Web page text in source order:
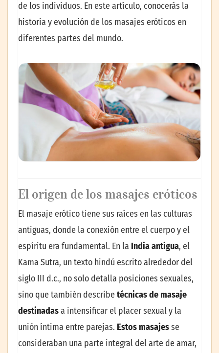
de los individuos. En este artículo, conocerás la
historia y evolución de los masajes eróticos en
diferentes partes del mundo.
El origen de los masajes eróticos
El masaje erótico tiene sus raíces en las culturas
antiguas, donde la conexión entre el cuerpo y el
espíritu era fundamental. En la India antigua, el
Kama Sutra, un texto hindú escrito alrededor del
siglo III d.c., no solo detalla posiciones sexuales,
sino que también describe técnicas de masaje
destinadasa intensificar el placer sexual y la
unión íntima entre parejas. Estos masajesse
consideraban una parte integral del arte de amar,